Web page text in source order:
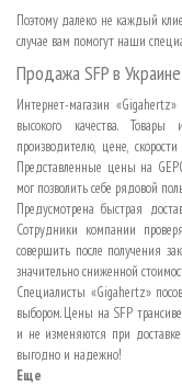
Поэтому далеко не каждый
случае вам помогут наши
Продажа SFP в
Интернет-магазин
высокого качества.
производителю, цене,
Представленные цены на
мог позволить себе рядовой
Предусмотрена быстрая
Сотрудники компании
совершить после получения
значительно сниженной
Специалисты «Gigahertz»
выбором. Цены на SFP
и не изменяются при доставке
выгодно и надежно!
Еще